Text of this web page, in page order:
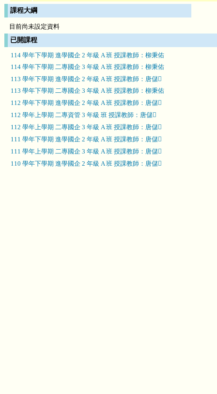
課程大綱
目前尚未設定資料
已開課程
114 學年下學期 進學國企 2 年級 A 班 授課教師：柳秉佑
114 學年下學期 二專國企 3 年級 A 班 授課教師：柳秉佑
113 學年下學期 進學國企 2 年級 A 班 授課教師：唐儲
113 學年下學期 二專國企 3 年級 A 班 授課教師：柳秉佑
112 學年下學期 進學國企 2 年級 A 班 授課教師：唐儲
112 學年上學期 二專資管 3 年級 班 授課教師：唐儲
112 學年上學期 二專國企 3 年級 A 班 授課教師：唐儲
111 學年下學期 進學國企 2 年級 A 班 授課教師：唐儲
111 學年上學期 二專國企 3 年級 A 班 授課教師：唐儲
110 學年下學期 進學國企 2 年級 A 班 授課教師：唐儲